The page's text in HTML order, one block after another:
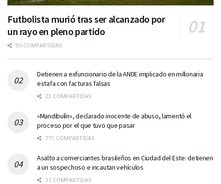
Futbolista murió tras ser alcanzado por
un rayo en pleno partido
95 COMPARTIDAS
Detienen a exfuncionario de la ANDE implicado en millonaria
estafa con facturas falsas
23 COMPARTIDAS
«Mandibulín», declarado inocente de abuso, lamentó el
proceso por el que tuvo que pasar
771 COMPARTIDAS
Asalto a comerciantes brasileños en Ciudad del Este: detienen
a un sospechoso e incautan vehículos
17 COMPARTIDAS